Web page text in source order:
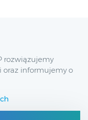
rozwiązujemy
oraz informujemy o